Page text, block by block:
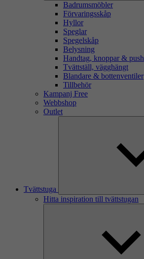
Badrumsmöbler
Förvaringsskåp
Hyllor
Speglar
Spegelskåp
Belysning
Handtag, knoppar & push
Tvättställ, vägghängt
Blandare & bottenventiler
Tillbehör
Kampanj Free
Webbshop
Outlet
Tvättstuga
Hitta inspiration till tvättstugan